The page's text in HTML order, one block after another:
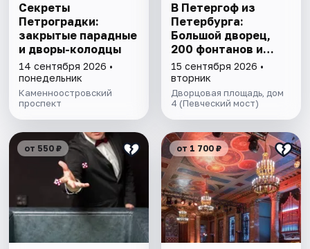
Секреты
Петроградки:
закрытые парадные
и дворы-колодцы
14 сентября 2026 •
понедельник
Каменноостровский
проспект
В Петергоф из
Петербурга:
Большой дворец,
200 фонтанов и
морской бриз. Все
включено
15 сентября 2026 •
вторник
Дворцовая площадь, дом
4 (Певческий мост)
от 550 ₽ от 1 700 ₽